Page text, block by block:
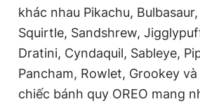
Đọc Thanh Niên trên điện thoại
khác nhau Pikachu,
Squirtle, Sandshrew,
Dratini, Cyndaquil, Sableye,
Pancham, Rowlet, Grookey
chiếc bánh quy OREO mang